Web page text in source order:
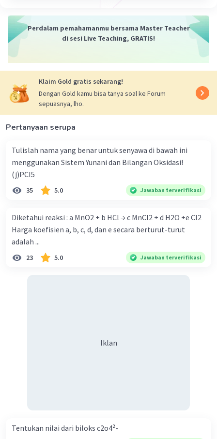
1) LOH : hidroksida Na yaitu NaOH.
2) M(OH)2 : hidroksida Mg yaitu Mg(OH)2.
Jadi, rumus senyawa basa periode 3 adalah NaOH,
Beri Rating ·0.0(0) Balas
Perdalam pemahamanmu bersama Master Teacher
di sesi Live Teaching, GRATIS!
Klaim Gold gratis sekarang!
Dengan Gold kamu bisa tanya soal ke Forum
sepuasnya, lho.
Pertanyaan serupa
Tulislah nama yang benar untuk senyawa di bawah ini
menggunakan Sistem Yunani dan Bilangan Oksidasi!
(j)PCI5
35 5.0 Jawaban terverifikasi
Diketahui reaksi : a MnO2 + b HCl → c MnCl2 + d H2O +e Cl2
Harga koefisien a, b, c, d, dan e secara berturut-turut
adalah ...
23 5.0 Jawaban terverifikasi
Iklan
Tentukan nilai dari biloks c2o4²-